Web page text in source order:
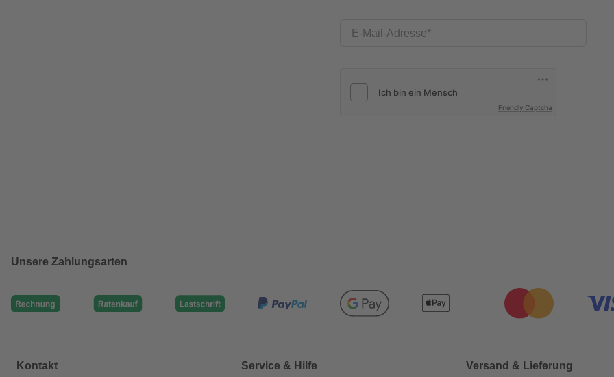
E-Mail-Adresse
Friendly Captcha
Unsere Zahlungsarten
Kontakt Service & Hilfe Versand & Lieferung